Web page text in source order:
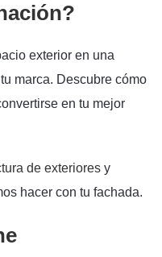
exterior en una
marca. Descubre cómo
en tu mejor
de exteriores y
hacer con tu fachada.